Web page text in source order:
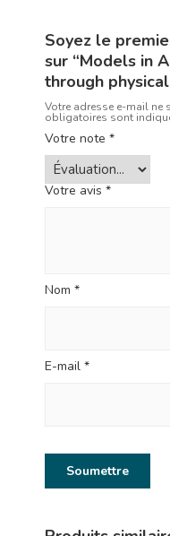
Soyez le
sur “Models in
through
Votre adresse e-mail ne
obligatoires sont
Votre note *
Votre avis *
Nom *
E-mail *